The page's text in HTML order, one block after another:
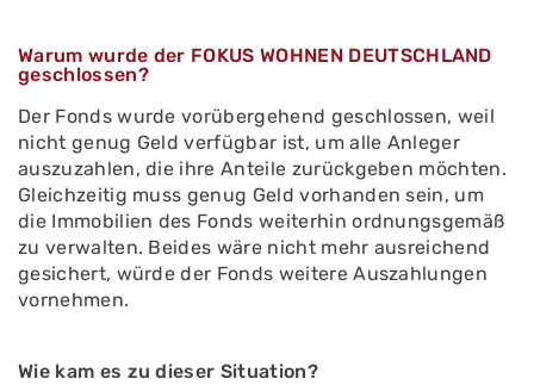
Warum wurde der FOKUS WOHNEN DEUTSCHLAND
geschlossen?
Der Fonds wurde vorübergehend geschlossen, weil
nicht genug Geld verfügbar ist, um alle Anleger
auszuzahlen, die ihre Anteile zurückgeben möchten.
Gleichzeitig muss genug Geld vorhanden sein, um
die Immobilien des Fonds weiterhin ordnungsgemäß
zu verwalten. Beides wäre nicht mehr ausreichend
gesichert, würde der Fonds weitere Auszahlungen
vornehmen.
Wie kam es zu dieser Situation?